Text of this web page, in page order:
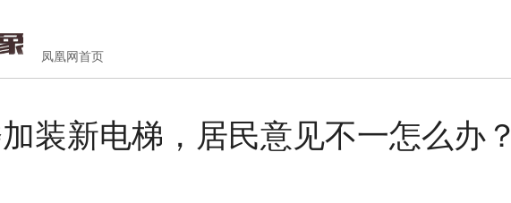
凤凰网首页
装新电梯，居民意见不一怎么办？